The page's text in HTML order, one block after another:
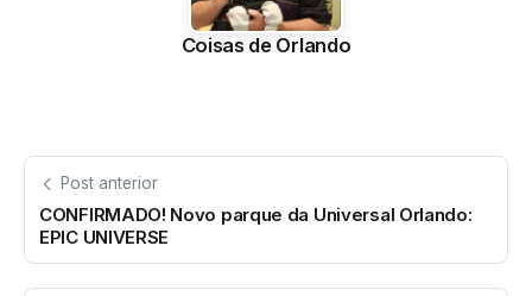
Coisas de Orlando
Post anterior
CONFIRMADO! Novo parque da Universal Orlando:
EPIC UNIVERSE